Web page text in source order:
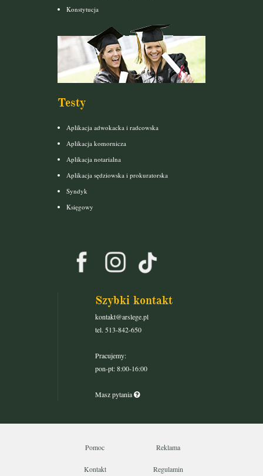
Konstytucja
Testy
Aplikacja adwokacka i radcowska
Aplikacja komornicza
Aplikacja notarialna
Aplikacja sędziowska i prokuratorska
Syndyk
Księgowy
Szybki kontakt
kontakt@arslege.pl
tel. 513-842-650
Pracujemy:
pon-pt: 8:00-16:00
Masz pytania
Pomoc Reklama
Kontakt Regulamin